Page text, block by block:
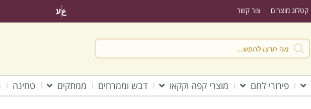
קטלוג מוצרים צור קשר عע
פירורי לחם מוצרי קפה וקקאו דבש וממרחים ממתקים טחינה